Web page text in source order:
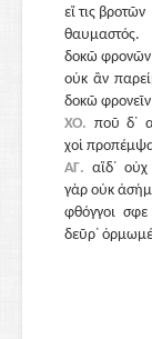
εἴ τις βροτῶν
δοκῶ φρονῶν
οὐκ ἂν
δοκῶ
ΧΟ. ποῦ δ᾽
χοἰ
ΑΓ. αἵδ᾽
γὰρ οὐκ
φθόγγοι σφε
δεῦρ᾽